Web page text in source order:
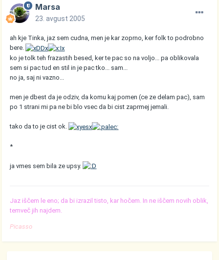
Marsa
23. avgust 2005
ah kje Tinka, jaz sem cudna, men je kar zoprno, ker folk to podrobno
bere.
ko je tolk teh frazastih besed, ker te pac so na voljo... pa oblikovala
sem si pac tud en stil in je pac tko... sam...
no ja, saj ni vazno...
men je dbest da je odziv, da komu kaj pomen (ce ze delam pac), sam
po 1 strani mi pa ne bi blo vsec da bi cist zaprmej jemali.
tako da to je cist ok.
*
ja vmes sem bila ze upsy.
Jaz iščem le eno; da bi izrazil tisto, kar hočem. In ne iščem novih oblik,
temveč jih najdem.
Picasso